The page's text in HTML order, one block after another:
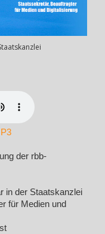
der rbb-
in der Staatskanzlei
für Medien und